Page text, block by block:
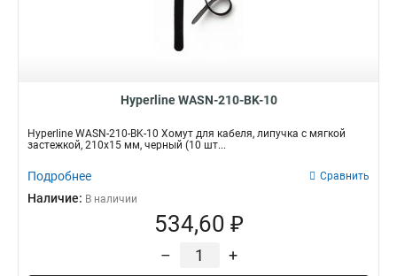
Hyperline WASN-210-BK-10
Hyperline WASN-210-BK-10 Хомут для кабеля, липучка с мягкой
застежкой, 210x15 мм, черный (10 шт...
Подробнее Сравнить
Наличие: В наличии
534,60 ₽
– +